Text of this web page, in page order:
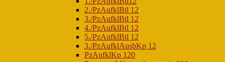
2./PzAufklBtl 12
3./PzAufklBtl 12
4./PzAufklBtl 12
5./PzAufklBtl 12
3./PzAufklAusbKp 12
PzAufklKp 120